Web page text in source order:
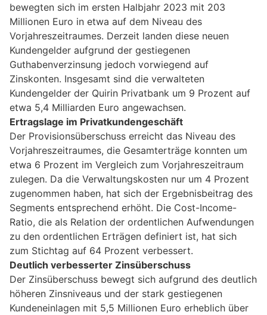
bewegten sich im ersten Halbjahr 2023 mit 203
Millionen Euro in etwa auf dem Niveau des
Vorjahreszeitraumes. Derzeit landen diese neuen
Kundengelder aufgrund der gestiegenen
Guthabenverzinsung jedoch vorwiegend auf
Zinskonten. Insgesamt sind die verwalteten
Kundengelder der Quirin Privatbank um 9 Prozent auf
etwa 5,4 Milliarden Euro angewachsen.
Ertragslage im Privatkundengeschäft
Der Provisionsüberschuss erreicht das Niveau des
Vorjahreszeitraumes, die Gesamterträge konnten um
etwa 6 Prozent im Vergleich zum Vorjahreszeitraum
zulegen. Da die Verwaltungskosten nur um 4 Prozent
zugenommen haben, hat sich der Ergebnisbeitrag des
Segments entsprechend erhöht. Die Cost-Income-
Ratio, die als Relation der ordentlichen Aufwendungen
zu den ordentlichen Erträgen definiert ist, hat sich
zum Stichtag auf 64 Prozent verbessert.
Deutlich verbesserter Zinsüberschuss
Der Zinsüberschuss bewegt sich aufgrund des deutlich
höheren Zinsniveaus und der stark gestiegenen
Kundeneinlagen mit 5,5 Millionen Euro erheblich über